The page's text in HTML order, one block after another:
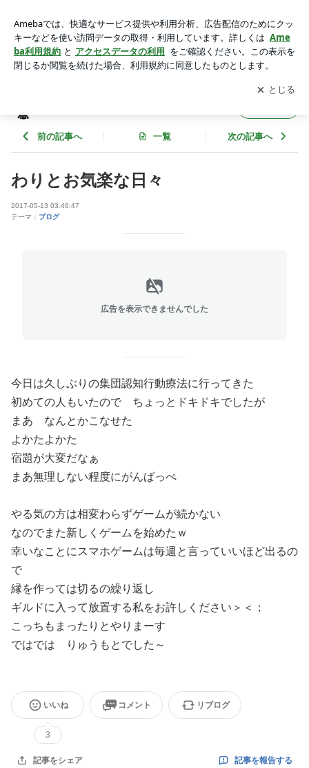
アプリをダウンロードして ブログの更新通知
を受け取りまし
ょう。
開く
前の記事へ 一覧 次の記事へ
わりとお気楽な日々
2017-05-13 03:46:47
テーマ： ブログ
広告を表示できませんでした
今日は久しぶりの集団認知行動療法に行ってきた
初めての人もいたので ちょっとドキドキでしたが
まあ なんとかこなせた
よかたよかた
宿題が大変だなぁ
まあ無理しない程度にがんばっぺ
やる気の方は相変わらずゲームが続かない
なのでまた新しくゲームを始めたｗ
幸いなことにスマホゲームは毎週と言っていいほど出るの
で
縁を作っては切るの繰り返し
ギルドに入って放置する私をお許しください＞＜；
こっちもまったりとやりまーす
ではでは りゅうもとでした～
いいね
3
コメント リブログ
記事をシェア 記事を報告する